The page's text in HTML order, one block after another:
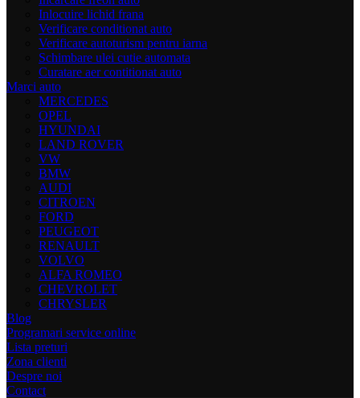
Inlocuire lichid frana
Verificare conditionat auto
Verificare autoturism pentru iarna
Schimbare ulei cutie automata
Curatare aer contitionat auto
Marci auto
MERCEDES
OPEL
HYUNDAI
LAND ROVER
VW
BMW
AUDI
CITROEN
FORD
PEUGEOT
RENAULT
VOLVO
ALFA ROMEO
CHEVROLET
CHRYSLER
Blog
Programari service online
Lista preturi
Zona clienti
Despre noi
Contact